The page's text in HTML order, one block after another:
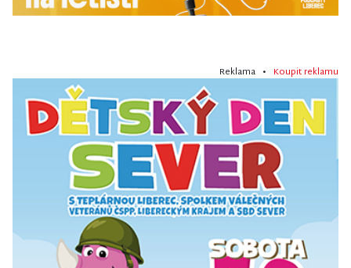
Reklama • Koupit reklamu